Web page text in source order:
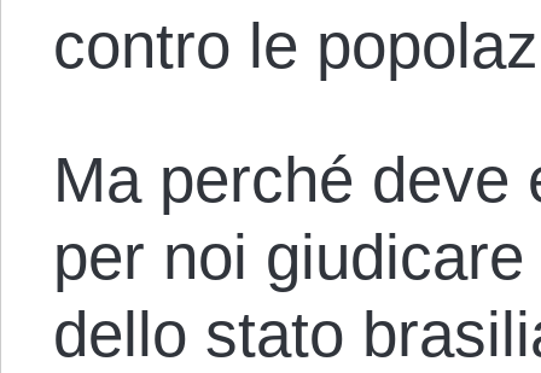
contro le
Ma perché deve
per noi
dello stato